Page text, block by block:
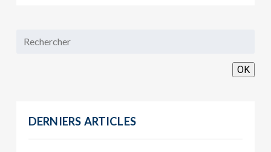
OK
DERNIERS ARTICLES